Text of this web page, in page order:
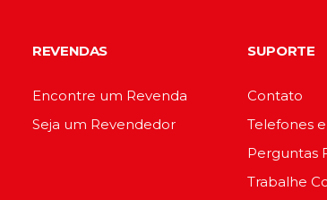
REVENDAS
Encontre um Revenda
Seja um Revendedor
SUPORTE
Contato
Telefones
Perguntas
Trabalhe